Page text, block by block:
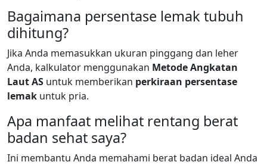
Bagaimana persentase lemak tubuh
dihitung?
Jika Anda memasukkan ukuran pinggang dan leher
Anda, kalkulator menggunakan Metode Angkatan
Laut AS untuk memberikan perkiraan persentase
lemak untuk pria.
Apa manfaat melihat rentang berat
badan sehat saya?
Ini membantu Anda memahami berat badan ideal Anda